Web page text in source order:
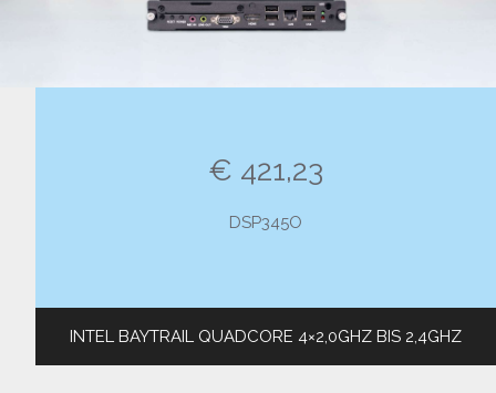
€ 421,23
DSP345O
INTEL BAYTRAIL QUADCORE 4×2,0GHZ BIS 2,4GHZ